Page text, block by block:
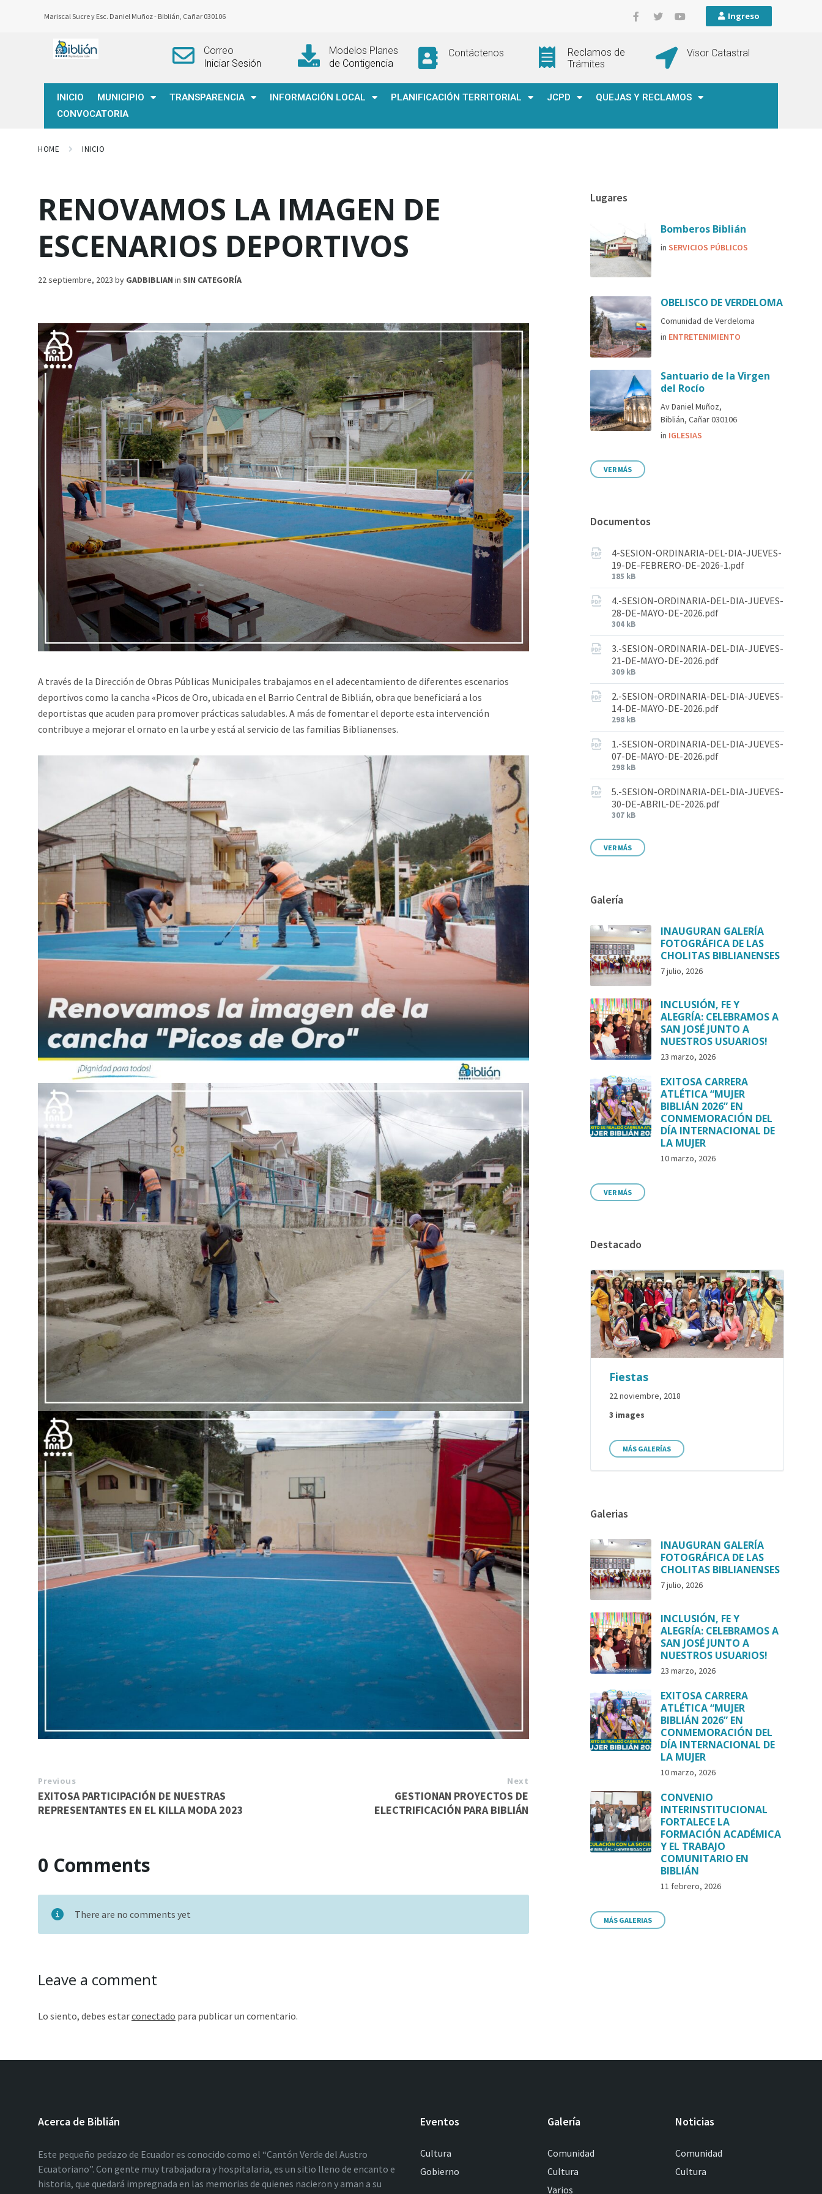
Mariscal Sucre y Esc. Daniel Muñoz - Biblián, Cañar 030106 Ingreso
Correo
Iniciar Sesión
Modelos Planes
de Contigencia
Contáctenos
Reclamos de
Trámites
Visor Catastral
INICIO MUNICIPIO TRANSPARENCIA INFORMACIÓN LOCAL PLANIFICACIÓN TERRITORIAL JCPD
QUEJAS Y RECLAMOS
CONVOCATORIA
HOME INICIO
RENOVAMOS LA IMAGEN DE
ESCENARIOS DEPORTIVOS
22 septiembre, 2023 by GADBIBLIAN in SIN CATEGORÍA
A través de la Dirección de Obras Públicas Municipales trabajamos en el adecentamiento de diferentes escenarios
deportivos como la cancha «Picos de Oro, ubicada en el Barrio Central de Biblián, obra que beneficiará a los
deportistas que acuden para promover prácticas saludables. A más de fomentar el deporte esta intervención
contribuye a mejorar el ornato en la urbe y está al servicio de las familias Biblianenses.
Previous
EXITOSA PARTICIPACIÓN DE NUESTRAS
REPRESENTANTES EN EL KILLA MODA 2023
Next
GESTIONAN PROYECTOS DE
ELECTRIFICACIÓN PARA BIBLIÁN
0 Comments
There are no comments yet
Leave a comment
Lo siento, debes estarconectado para publicar un comentario.
Lugares
Bomberos Biblián
inSERVICIOS PÚBLICOS
OBELISCO DE VERDELOMA
Comunidad de Verdeloma
in ENTRETENIMIENTO
Santuario de la Virgen
del Rocío
Av Daniel Muñoz,
Biblián, Cañar 030106
in IGLESIAS
VER MÁS
Documentos
4-SESION-ORDINARIA-DEL-DIA-JUEVES-
19-DE-FEBRERO-DE-2026-1.pdf
185 kB
4.-SESION-ORDINARIA-DEL-DIA-JUEVES-
28-DE-MAYO-DE-2026.pdf
304 kB
3.-SESION-ORDINARIA-DEL-DIA-JUEVES-
21-DE-MAYO-DE-2026.pdf
309 kB
2.-SESION-ORDINARIA-DEL-DIA-JUEVES-
14-DE-MAYO-DE-2026.pdf
298 kB
1.-SESION-ORDINARIA-DEL-DIA-JUEVES-
07-DE-MAYO-DE-2026.pdf
298 kB
5.-SESION-ORDINARIA-DEL-DIA-JUEVES-
30-DE-ABRIL-DE-2026.pdf
307 kB
VER MÁS
Galería
INAUGURAN GALERÍA
FOTOGRÁFICA DE LAS
CHOLITAS BIBLIANENSES
7 julio, 2026
INCLUSIÓN, FE Y
ALEGRÍA: CELEBRAMOS A
SAN JOSÉ JUNTO A
NUESTROS USUARIOS!
23 marzo, 2026
EXITOSA CARRERA
ATLÉTICA “MUJER
BIBLIÁN 2026” EN
CONMEMORACIÓN DEL
DÍA INTERNACIONAL DE
LA MUJER
10 marzo, 2026
VER MÁS
Destacado
Fiestas
22 noviembre, 2018
3 images
MÁS GALERÍAS
Galerias
INAUGURAN GALERÍA
FOTOGRÁFICA DE LAS
CHOLITAS BIBLIANENSES
7 julio, 2026
INCLUSIÓN, FE Y
ALEGRÍA: CELEBRAMOS A
SAN JOSÉ JUNTO A
NUESTROS USUARIOS!
23 marzo, 2026
EXITOSA CARRERA
ATLÉTICA “MUJER
BIBLIÁN 2026” EN
CONMEMORACIÓN DEL
DÍA INTERNACIONAL DE
LA MUJER
10 marzo, 2026
CONVENIO
INTERINSTITUCIONAL
FORTALECE LA
FORMACIÓN ACADÉMICA
Y EL TRABAJO
COMUNITARIO EN
BIBLIÁN
11 febrero, 2026
MÁS GALERIAS
Acerca de Biblián
Este pequeño pedazo de Ecuador es conocido como el “Cantón Verde del Austro
Ecuatoriano”. Con gente muy trabajadora y hospitalaria, es un sitio lleno de encanto e
historia, que quedará impregnada en las memorias de quienes nacieron y aman a su
Eventos
Cultura
Gobierno
Galería
Comunidad
Cultura
Varios
Noticias
Comunidad
Cultura